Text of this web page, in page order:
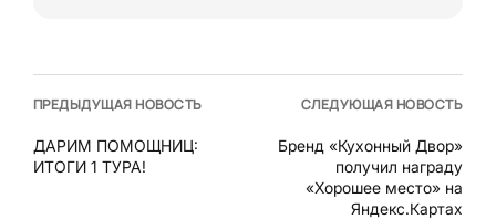
ПРЕДЫДУЩАЯ НОВОСТЬ
ДАРИМ ПОМОЩНИЦ:
ИТОГИ 1 ТУРА!
СЛЕДУЮЩАЯ НОВОСТЬ
Бренд «Кухонный Двор»
получил награду
«Хорошее место» на
Яндекс.Картах